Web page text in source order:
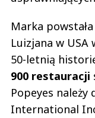
Marka
Luizjana w
50-letnią
900 restauracji
Popeyes
International